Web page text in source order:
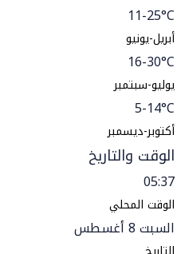
11-25°C
أبريل-يونيو
16-30°C
يوليو-سبتمبر
5-14°C
أكتوبر-ديسمبر
الوقت والتاريخ
05:37
الوقت المحلي
السبت 8 أغسطس